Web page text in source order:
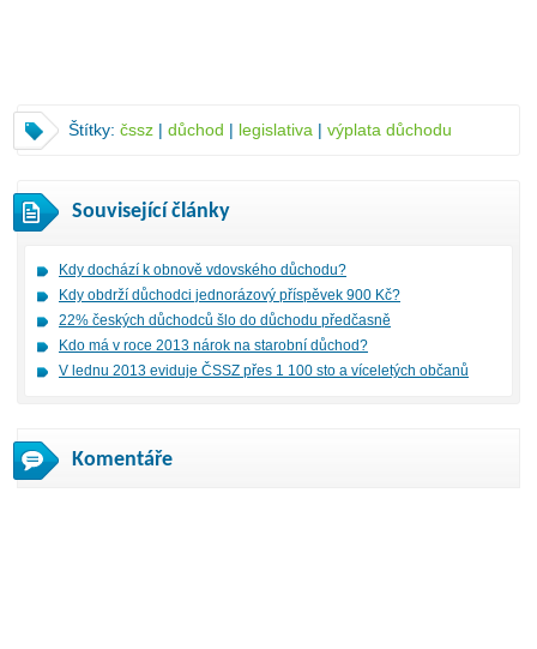
Štítky: čssz | důchod | legislativa | výplata důchodu
Související články
Kdy dochází k obnově vdovského důchodu?
Kdy obdrží důchodci jednorázový příspěvek 900 Kč?
22% českých důchodců šlo do důchodu předčasně
Kdo má v roce 2013 nárok na starobní důchod?
V lednu 2013 eviduje ČSSZ přes 1 100 sto a víceletých občanů
Komentáře